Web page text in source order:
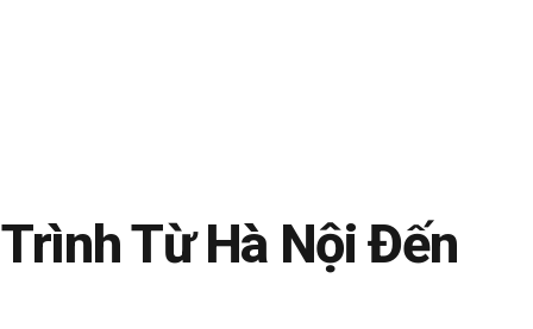
Từ Hà Nội Đến